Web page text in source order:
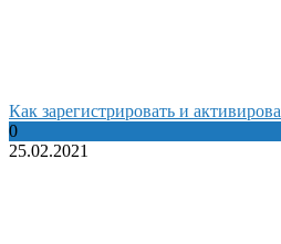
Как зарегистрировать и
0
25.02.2021